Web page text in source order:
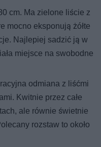
cm. Ma zielone liście z
mocno eksponują żółte
Najlepiej sadzić ją w
miejsce na swobodne
odmiana z liśćmi
Kwitnie przez całe
ale równie świetnie
rozstaw to około